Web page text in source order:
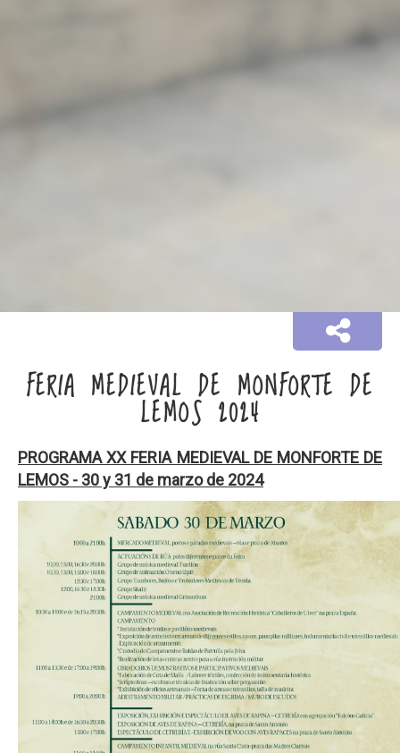
FERIA MEDIEVAL DE MONFORTE DE
LEMOS 2024
PROGRAMA XX FERIA MEDIEVAL DE MONFORTE DE
LEMOS - 30 y 31 de marzo de 2024